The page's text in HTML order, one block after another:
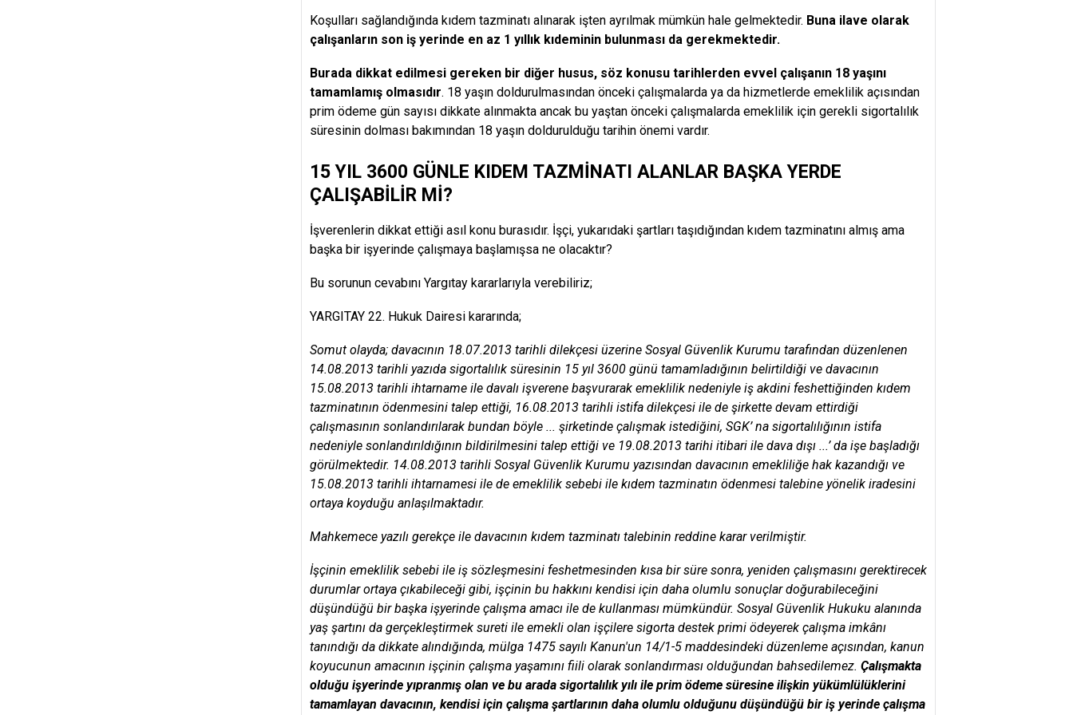
Koşulları sağlandığında kıdem tazminatı alınarak işten ayrılmak mümkün hale gelmektedir. Buna ilave olarak
çalışanların son iş yerinde en az 1 yıllık kıdeminin bulunması da gerekmektedir.
Burada dikkat edilmesi gereken bir diğer husus, söz konusu tarihlerden evvel çalışanın 18 yaşını
tamamlamış olmasıdır. 18 yaşın doldurulmasından önceki çalışmalarda ya da hizmetlerde emeklilik açısından
prim ödeme gün sayısı dikkate alınmakta ancak bu yaştan önceki çalışmalarda emeklilik için gerekli sigortalılık
süresinin dolması bakımından 18 yaşın doldurulduğu tarihin önemi vardır.
15 YIL 3600 GÜNLE KIDEM TAZMİNATI ALANLAR BAŞKA YERDE
ÇALIŞABİLİR Mİ?
İşverenlerin dikkat ettiği asıl konu burasıdır. İşçi, yukarıdaki şartları taşıdığından kıdem tazminatını almış ama
başka bir işyerinde çalışmaya başlamışsa ne olacaktır?
Bu sorunun cevabını Yargıtay kararlarıyla verebiliriz;
YARGITAY 22. Hukuk Dairesi kararında;
Somut olayda; davacının 18.07.2013 tarihli dilekçesi üzerine Sosyal Güvenlik Kurumu tarafından düzenlenen
14.08.2013 tarihli yazıda sigortalılık süresinin 15 yıl 3600 günü tamamladığının belirtildiği ve davacının
15.08.2013 tarihli ihtarname ile davalı işverene başvurarak emeklilik nedeniyle iş akdini feshettiğinden kıdem
tazminatının ödenmesini talep ettiği, 16.08.2013 tarihli istifa dilekçesi ile de şirkette devam ettirdiği
çalışmasının sonlandırılarak bundan böyle ... şirketinde çalışmak istediğini, SGK’ na sigortalılığının istifa
nedeniyle sonlandırıldığının bildirilmesini talep ettiği ve 19.08.2013 tarihi itibari ile dava dışı ...’ da işe başladığı
görülmektedir. 14.08.2013 tarihli Sosyal Güvenlik Kurumu yazısından davacının emekliliğe hak kazandığı ve
15.08.2013 tarihli ihtarnamesi ile de emeklilik sebebi ile kıdem tazminatın ödenmesi talebine yönelik iradesini
ortaya koyduğu anlaşılmaktadır.
Mahkemece yazılı gerekçe ile davacının kıdem tazminatı talebinin reddine karar verilmiştir.
İşçinin emeklilik sebebi ile iş sözleşmesini feshetmesinden kısa bir süre sonra, yeniden çalışmasını gerektirecek
durumlar ortaya çıkabileceği gibi, işçinin bu hakkını kendisi için daha olumlu sonuçlar doğurabileceğini
düşündüğü bir başka işyerinde çalışma amacı ile de kullanması mümkündür. Sosyal Güvenlik Hukuku alanında
yaş şartını da gerçekleştirmek sureti ile emekli olan işçilere sigorta destek primi ödeyerek çalışma imkânı
tanındığı da dikkate alındığında, mülga 1475 sayılı Kanun'un 14/1-5 maddesindeki düzenleme açısından, kanun
koyucunun amacının işçinin çalışma yaşamını fiili olarak sonlandırması olduğundan bahsedilemez. Çalışmakta
olduğu işyerinde yıpranmış olan ve bu arada sigortalılık yılı ile prim ödeme süresine ilişkin yükümlülüklerini
tamamlayan davacının, kendisi için çalışma şartlarının daha olumlu olduğunu düşündüğü bir iş yerinde çalışma